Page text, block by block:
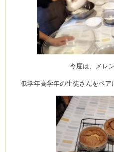
今度は、メレ
低学年高学年の生徒さんをペ